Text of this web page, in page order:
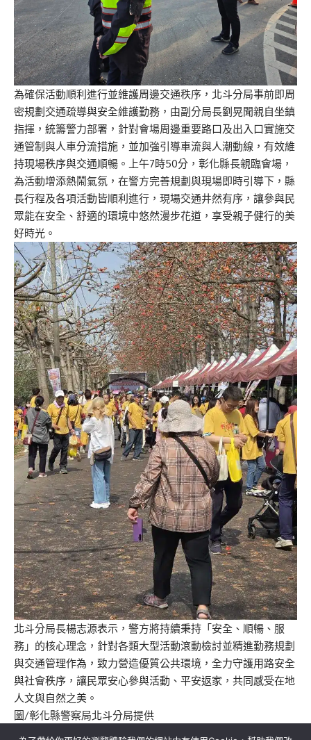
為確保活動順利進行並維護周邊交通秩序，北斗分局事前即周
密規劃交通疏導與安全維護勤務，由副分局長劉晃聞親自坐鎮
指揮，統籌警力部署，針對會場周邊重要路口及出入口實施交
通管制與人車分流措施，並加強引導車流與人潮動線，有效維
持現場秩序與交通順暢。上午7時50分，彰化縣長親臨會場，
為活動增添熱鬧氣氛，在警方完善規劃與現場即時引導下，縣
長行程及各項活動皆順利進行，現場交通井然有序，讓參與民
眾能在安全、舒適的環境中悠然漫步花道，享受親子健行的美
好時光。
北斗分局長楊志源表示，警方將持續秉持「安全、順暢、服
務」的核心理念，針對各類大型活動滾動檢討並精進勤務規劃
與交通管理作為，致力營造優質公共環境，全力守護用路安全
與社會秩序，讓民眾安心參與活動、平安返家，共同感受在地
人文與自然之美。
圖/彰化縣警察局北斗分局提供